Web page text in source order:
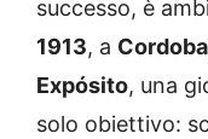
successo, è
1913, a Cordoba
Expósito, una
solo obiettivo: